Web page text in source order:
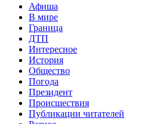
Афиша
В мире
Граница
ДТП
Интересное
История
Общество
Погода
Президент
Происшествия
Публикации читателей